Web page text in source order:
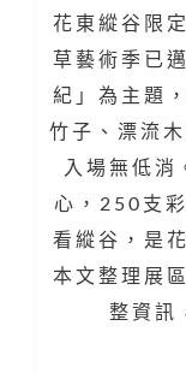
花東縱谷限
草藝術季已
紀」為主題
竹子、漂流
入場無低消
心，250支
看縱谷，是
本文整理展
整資訊